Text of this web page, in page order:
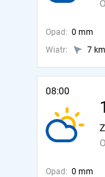
Opad: 0 mm
Wiatr:
7
08:00
Opad: 0 mm